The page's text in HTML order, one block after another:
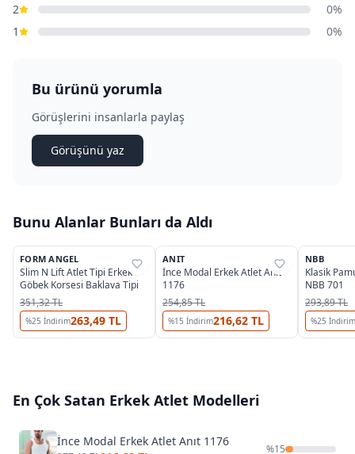
2
0%
1
0%
Bu ürünü yorumla
Görüşlerini insanlarla paylaş
Görüşünü yaz
Bunu Alanlar Bunları da Aldı
%39
FORM ANGEL
Slim N Lift Atlet Tipi Erkek
Göbek Korsesi Baklava Tipi
351,32 TL
%25 İndirim263,49 TL
%22
ANIT
İnce Modal Erkek Atlet Anıt
1176
254,85 TL
%15 İndirim216,62 TL
%39
NBB
Klasik
NBB 701
293,89 TL
%25 İndirim
En Çok Satan Erkek Atlet Modelleri
İnce Modal Erkek Atlet Anıt 1176
%15